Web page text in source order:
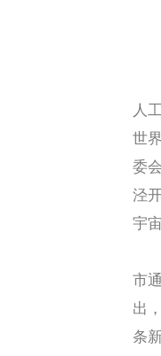
9
人
世
委
泾
宇
徐
市
出
条